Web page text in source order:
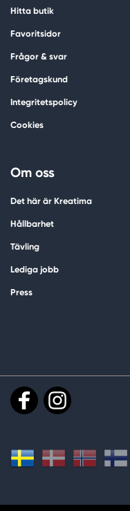
Hitta butik
Favoritsidor
Frågor & svar
Företagskund
Integritetspolicy
Cookies
Om oss
Det här är Kreatima
Hållbarhet
Tävling
Lediga jobb
Press